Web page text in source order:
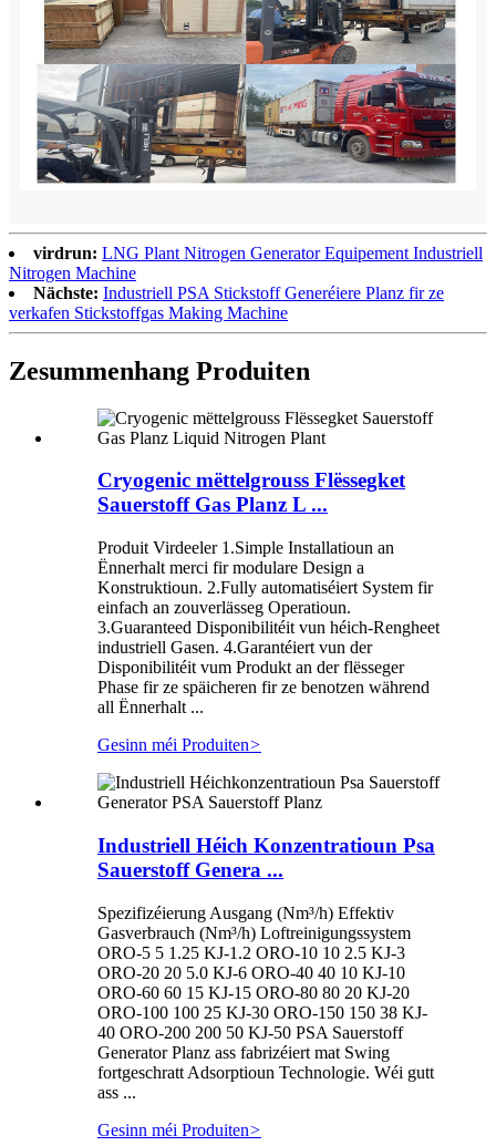
virdrun: LNG Plant Nitrogen Generator Equipement Industriell
Nitrogen Machine
Nächste: Industriell PSA Stickstoff Generéiere Planz fir ze
verkafen Stickstoffgas Making Machine
Zesummenhang Produiten
Cryogenic mëttelgrouss Flëssegket
Sauerstoff Gas Planz L ...
Produit Virdeeler 1.Simple Installatioun an
Ënnerhalt merci fir modulare Design a
Konstruktioun. 2.Fully automatiséiert System fir
einfach an zouverlässeg Operatioun.
3.Guaranteed Disponibilitéit vun héich-Rengheet
industriell Gasen. 4.Garantéiert vun der
Disponibilitéit vum Produkt an der flësseger
Phase fir ze späicheren fir ze benotzen während
all Ënnerhalt ...
Gesinn méi Produiten>
Industriell Héich Konzentratioun Psa
Sauerstoff Genera ...
Spezifizéierung Ausgang (Nm³/h) Effektiv
Gasverbrauch (Nm³/h) Loftreinigungssystem
ORO-5 5 1.25 KJ-1.2 ORO-10 10 2.5 KJ-3
ORO-20 20 5.0 KJ-6 ORO-40 40 10 KJ-10
ORO-60 60 15 KJ-15 ORO-80 80 20 KJ-20
ORO-100 100 25 KJ-30 ORO-150 150 38 KJ-
40 ORO-200 200 50 KJ-50 PSA Sauerstoff
Generator Planz ass fabrizéiert mat Swing
fortgeschratt Adsorptioun Technologie. Wéi gutt
ass ...
Gesinn méi Produiten>